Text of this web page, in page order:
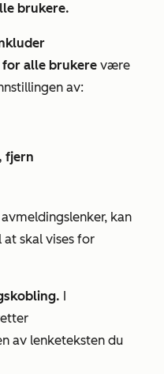
brukere.
alle brukere være
av:
fjern
kan
skal vises for
I
av lenketeksten du